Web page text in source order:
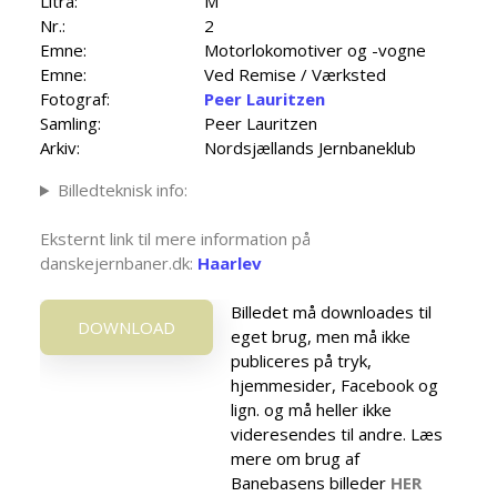
Nr.:
2
Emne:
Motorlokomotiver og -vogne
Emne:
Ved Remise / Værksted
Fotograf:
Peer Lauritzen
Samling:
Peer Lauritzen
Arkiv:
Nordsjællands Jernbaneklub
Billedteknisk info:
Eksternt link til mere information på
danskejernbaner.dk: Haarlev
DOWNLOAD
Billedet må downloades til
eget brug, men må ikke
publiceres på tryk,
hjemmesider, Facebook og
lign. og må heller ikke
videresendes til andre. Læs
mere om brug af
Banebasens billeder HER